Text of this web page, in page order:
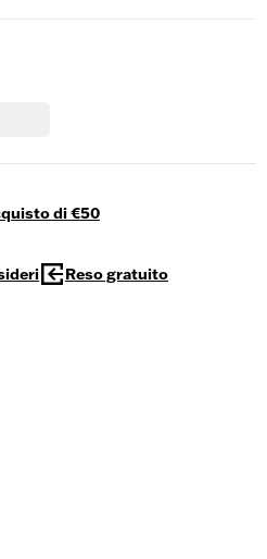
di €50
Reso gratuito